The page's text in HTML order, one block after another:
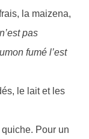
la maizena,
pas
fumé l’est
le lait et les
Pour un